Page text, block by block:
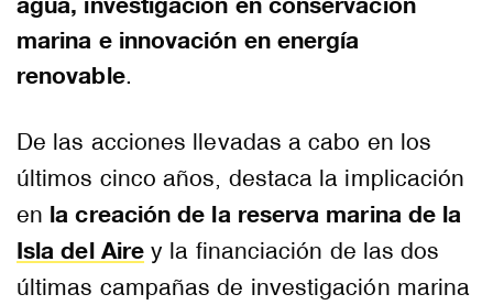
marina e innovación en energía
renovable.
De las acciones llevadas a cabo en los
últimos cinco años, destaca la implicación
en la creación de la reserva marina de la
Isla del Aire y la financiación de las dos
últimas campañas de investigación marina